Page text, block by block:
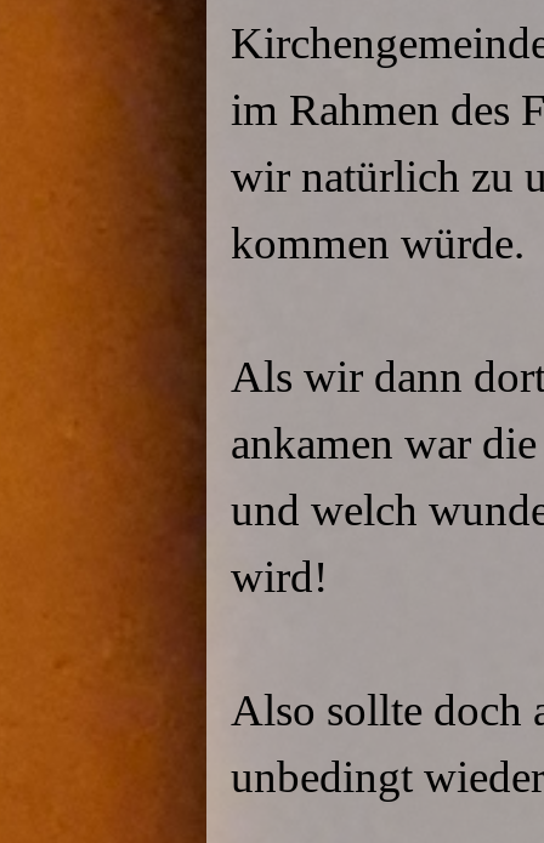
im Rahmen des
wir natürlich zu
kommen würde.
Als wir dann
ankamen war
und welch
wird!
Also sollte doch
unbedingt